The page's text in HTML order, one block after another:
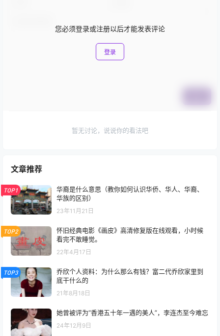
您必须登录或注册以后才能发表评论
登录
暂无讨论，说说你的看法吧
文章推荐
TOP1
华裔是什么意思（教你如何认识华侨、华人、华裔、
华族的区别）
23年11月21日
TOP2
怀旧经典电影《画皮》高清修复版在线观看，小时候
看完不敢睡觉。
22年4月17日
TOP3
乔欣个人资料：为什么那么有钱？富二代乔欣家里到
底干什么的
21年8月18日
她曾被评为“香港五十年一遇的美人”，李连杰至今难忘
24年12月9日